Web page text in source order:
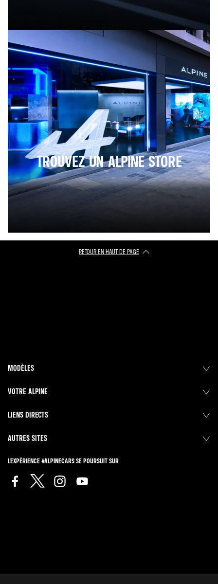
TROUVEZ UN ALPINE STORE
RETOUR EN HAUT DE PAGE
MODÈLES
VOTRE ALPINE
LIENS DIRECTS
AUTRES SITES
L'EXPÉRIENCE #ALPINECARS SE POURSUIT SUR